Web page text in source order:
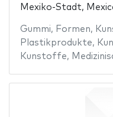
Mexiko-Stadt,
Gummi, Formen,
Plastikprodukte,
Kunstoffe,